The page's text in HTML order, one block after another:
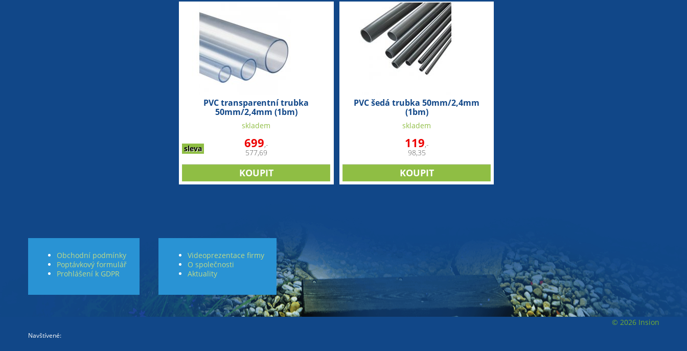
PVC transparentní trubka
50mm/2,4mm (1bm)
sleva
skladem
699,-
577,69
PVC šedá trubka 50mm/2,4mm
(1bm)
skladem
119,-
98,35
Obchodní podmínky
Poptávkový formulář
Prohlášení k GDPR
Videoprezentace firmy
O společnosti
Aktuality
© 2026 Insion
Navštívené: